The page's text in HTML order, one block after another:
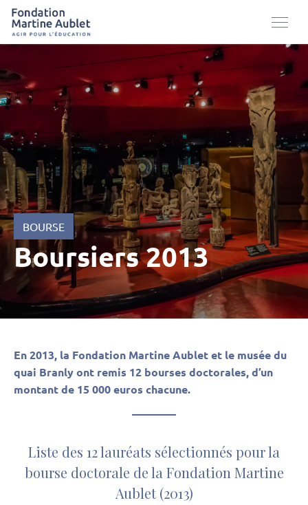
BOURSE
Boursiers 2013
En 2013, la Fondation Martine Aublet et le musée du
quai Branly ont remis 12 bourses doctorales, d’un
montant de 15 000 euros chacune.
Liste des 12 lauréats sélectionnés pour la
bourse doctorale de la Fondation Martine
Aublet (2013)